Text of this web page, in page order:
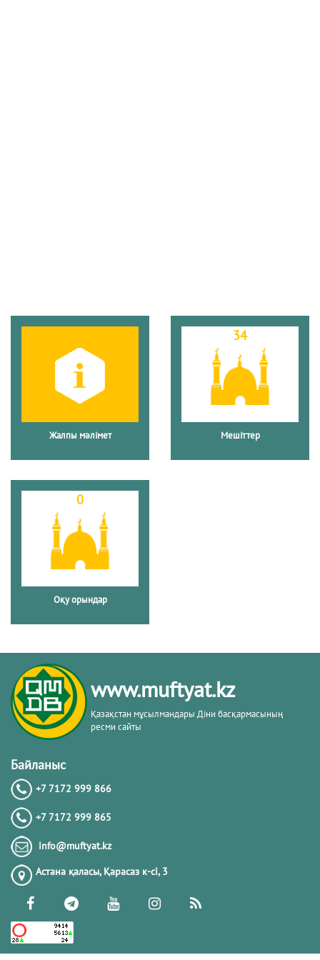
Жалпы мәлімет
34
Мешіттер
0
Оқу орындар
www.muftyat.kz
Қазақстан мұсылмандары Діни басқармасының
ресми сайты
Байланыс
+7 7172 999 866
+7 7172 999 865
info@muftyat.kz
Астана қаласы, Қарасаз к-сi, 3